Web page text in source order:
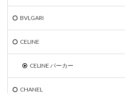
BVLGARI
CELINE
CELINE パーカー
CHANEL